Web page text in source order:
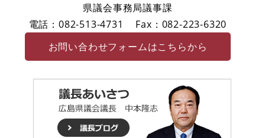
県議会事務局議事課
電話：082-513-4731
Fax：082-223-6320
お問い合わせフォームはこちらから